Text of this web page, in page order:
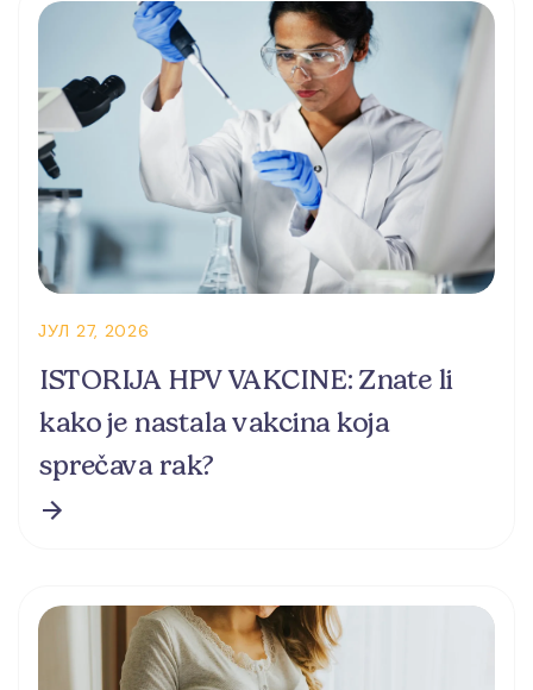
ЈУЛ 27, 2026
ISTORIJA HPV VAKCINE: Znate li
kako je nastala vakcina koja
sprečava rak?